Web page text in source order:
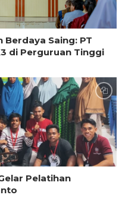
Berdaya Saing: PT
di Perguruan Tinggi
Pelatihan